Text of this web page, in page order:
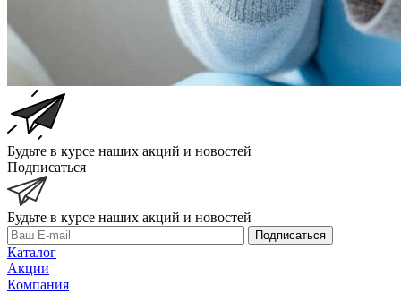
Будьте в курсе наших акций и новостей
Подписаться
Будьте в курсе наших акций и новостей
Подписаться
Каталог
Акции
Компания